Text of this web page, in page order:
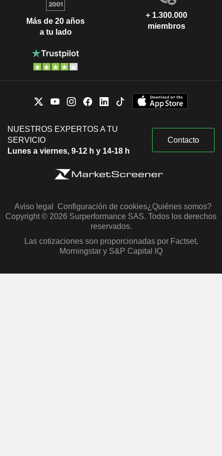
Más de 20 años
a tu lado
+ 1.300.000
miembros
NUESTROS EXPERTOS A TU
SERVICIO
Lunes a viernes, 9-12 h y 14-18 h
Contacto
Aviso legal Configuración de cookies¿Quiénes somos?
Copyright © 2026 Surperformance SAS. Todos los derechos
reservados.
Las cotizaciones son proporcionadas por Factset,
Morningstar y S&P Capital IQ